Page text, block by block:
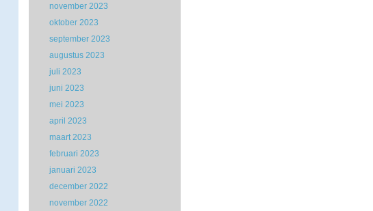
november 2023
oktober 2023
september 2023
augustus 2023
juli 2023
juni 2023
mei 2023
april 2023
maart 2023
februari 2023
januari 2023
december 2022
november 2022